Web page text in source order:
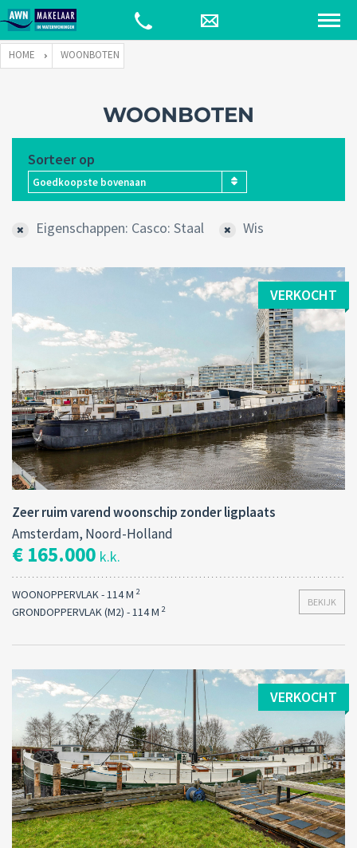
HOME WOONBOTEN
WOONBOTEN
Sorteer op
Goedkoopste bovenaan
Eigenschappen: Casco: Staal Wis
VERKOCHT
Zeer ruim varend woonschip zonder ligplaats
Amsterdam, Noord-Holland
€ 165.000 k.k.
BEKIJK
WOONOPPERVLAK - 114 M 2
GRONDOPPERVLAK (M2) - 114 M 2
VERKOCHT